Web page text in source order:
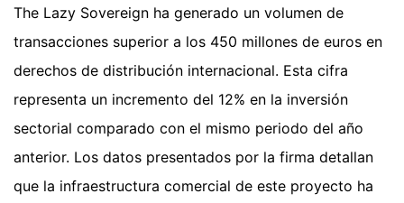
The Lazy Sovereign ha generado un volumen de
transacciones superior a los 450 millones de euros en
derechos de distribución internacional. Esta cifra
representa un incremento del 12% en la inversión
sectorial comparado con el mismo periodo del año
anterior. Los datos presentados por la firma detallan
que la infraestructura comercial de este proyecto ha